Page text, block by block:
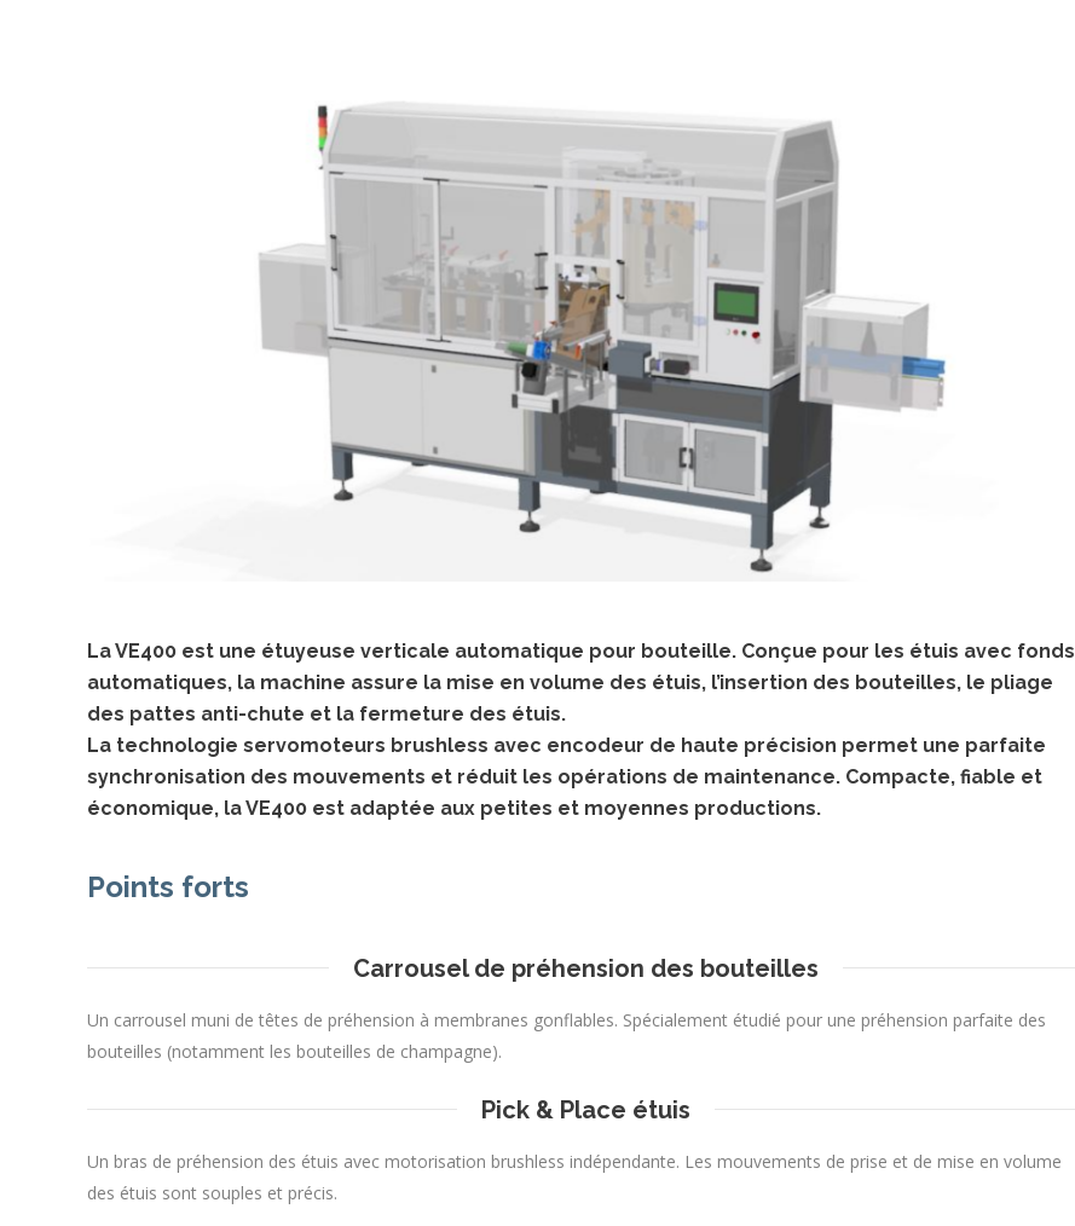
La VE400 est une étuyeuse verticale automatique pour bouteille. Conçue pour les étuis avec fonds
automatiques, la machine assure la mise en volume des étuis, l’insertion des bouteilles, le pliage
des pattes anti-chute et la fermeture des étuis.
La technologie servomoteurs brushless avec encodeur de haute précision permet une parfaite
synchronisation des mouvements et réduit les opérations de maintenance. Compacte, fiable et
économique, la VE400 est adaptée aux petites et moyennes productions.
Points forts
Carrousel de préhension des bouteilles
Un carrousel muni de têtes de préhension à membranes gonflables. Spécialement étudié pour une préhension parfaite des
bouteilles (notamment les bouteilles de champagne).
Pick & Place étuis
Un bras de préhension des étuis avec motorisation brushless indépendante. Les mouvements de prise et de mise en volume
des étuis sont souples et précis.